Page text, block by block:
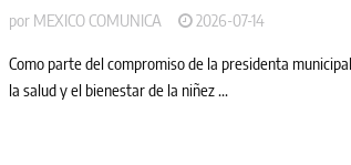
por MEXICO COMUNICA 2026-07-14
Como parte del compromiso de la presidenta
la salud y el bienestar de la niñez ...